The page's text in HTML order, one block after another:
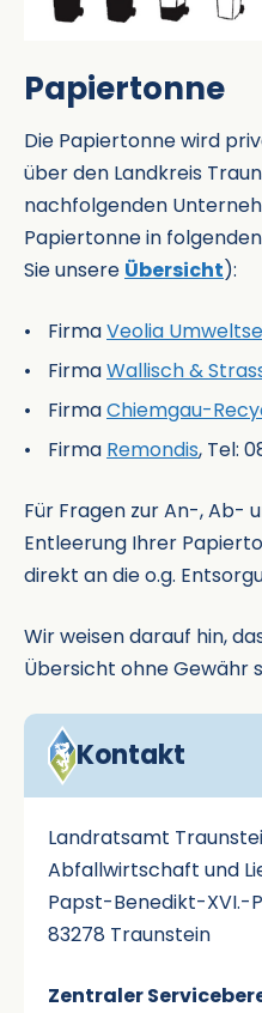
Papiertonne
Die Papiertonne wird
über den Landkreis
nachfolgenden
Papiertonne in
Sie unsere Übersicht):
FirmaVeolia
FirmaWallisch &
FirmaChiemgau-
Firma Remondis, Tel:
Für Fragen zur An-, Ab-
Entleerung Ihrer
direkt an die o.g.
Wir weisen darauf hin,
Übersicht ohne Gewähr
Kontakt
Landratsamt
Abfallwirtschaft und
Papst-Benedikt-XVI.-
83278 Traunstein
Zentraler